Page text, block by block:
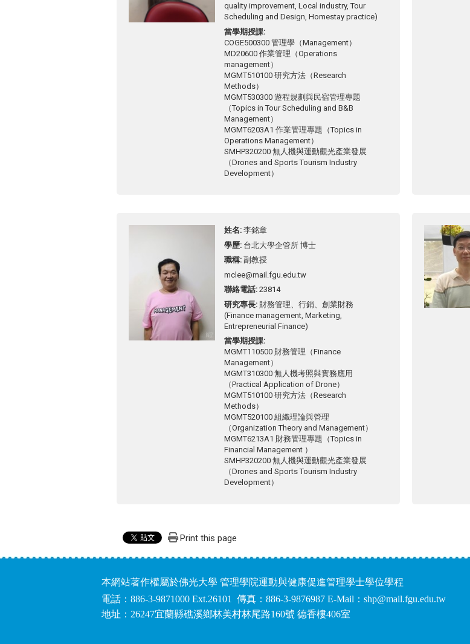
quality improvement, Local industry, Tour
Scheduling and Design, Homestay practice)
當學期授課
COGE500300 管理學（Management）
MD20600 作業管理（Operations
management）
MGMT510100 研究方法（Research
Methods）
MGMT530300 遊程規劃與民宿管理專題
（Topics in Tour Scheduling and B&B
Management）
MGMT6203A1 作業管理專題（Topics in
Operations Management）
SMHP320200 無人機與運動觀光產業發展
（Drones and Sports Tourism Industry
Development）
姓名 李銘章
學歷 台北大學企管所 博士
職稱 副教授
mclee@mail.fgu.edu.tw
聯絡電話 23814
研究專長 財務管理、行銷、創業財務
(Finance management, Marketing,
Entrepreneurial Finance)
當學期授課
MGMT110500 財務管理（Finance
Management）
MGMT310300 無人機考照與實務應用
（Practical Application of Drone）
MGMT510100 研究方法（Research
Methods）
MGMT520100 組織理論與管理
（Organization Theory and Management）
MGMT6213A1 財務管理專題（Topics in
Financial Management ）
SMHP320200 無人機與運動觀光產業發展
（Drones and Sports Tourism Industry
Development）
Print this page
本網站著作權屬於佛光大學 管理學院運動與健康促進管理學士學位學程
電話：886-3-9871000 Ext.26101 傳真：886-3-9876987 E-Mail：shp@mail.fgu.edu.tw
地址：26247宜蘭縣礁溪鄉林美村林尾路160號 德香樓406室